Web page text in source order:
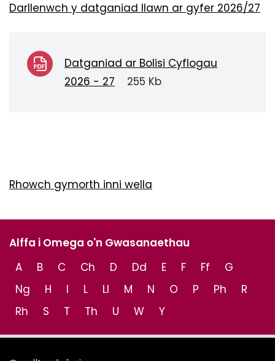
Darllenwch y datganiad llawn ar gyfer 2026/27
Datganiad ar Bolisi Cyflogau
2026 - 27
255 Kb
Rhowch gymorth inni wella
Alffa i Omega o'n Gwasanaethau
A
B C Ch D Dd E F Ff
G
Ng
H I L Ll M N O P Ph
R
Rh
S T Th U W Y